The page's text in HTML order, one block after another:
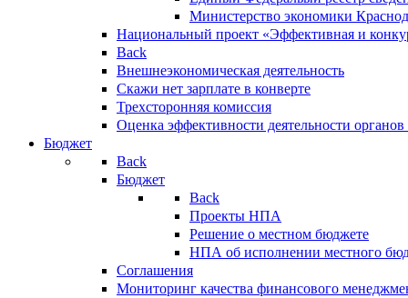
Министерство экономики
Национальный проект «Эффективная и
Back
Внешнеэкономическая деятельность
Скажи нет зарплате в конверте
Трехсторонняя комиссия
Оценка эффективности деятельности
Бюджет
Back
Бюджет
Back
Проекты НПА
Решение о местном бюджете
НПА об исполнении местного
Соглашения
Мониторинг качества финансового